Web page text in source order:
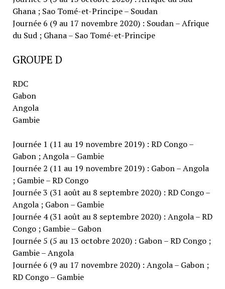
Ghana ; Sao Tomé-et-Principe – Soudan
Journée 6 (9 au 17 novembre 2020) : Soudan – Afrique
du Sud ; Ghana – Sao Tomé-et-Principe
GROUPE D
RDC
Gabon
Angola
Gambie
Journée 1 (11 au 19 novembre 2019) : RD Congo –
Gabon ; Angola – Gambie
Journée 2 (11 au 19 novembre 2019) : Gabon – Angola
; Gambie – RD Congo
Journée 3 (31 août au 8 septembre 2020) : RD Congo –
Angola ; Gabon – Gambie
Journée 4 (31 août au 8 septembre 2020) : Angola – RD
Congo ; Gambie – Gabon
Journée 5 (5 au 13 octobre 2020) : Gabon – RD Congo ;
Gambie – Angola
Journée 6 (9 au 17 novembre 2020) : Angola – Gabon ;
RD Congo – Gambie